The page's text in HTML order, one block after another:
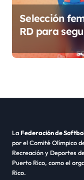
Selección
RD para
LaFederación de
por el Comité Olímpico
Recreación y Deportes
Puerto Rico, como el
Rico.